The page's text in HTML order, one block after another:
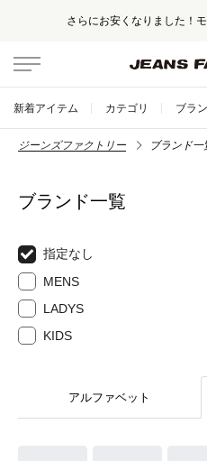
さらにお安くなりました！
新着アイテム カテゴリ ブラ
ジーンズファクトリー ブランド一
ブランド一覧
指定なし
MENS
LADYS
KIDS
アルファベット